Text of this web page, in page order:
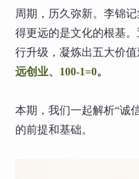
周期，历久弥新。李锦
得更远的是文化的根基
行升级，凝炼出五大价
远创业、100-1=0。
本期，我们一起解析“诚
的前提和基础。